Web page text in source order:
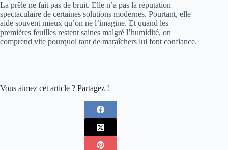
La prêle ne fait pas de bruit. Elle n’a pas la réputation
spectaculaire de certaines solutions modernes. Pourtant, elle
aide souvent mieux qu’on ne l’imagine. Et quand les
premières feuilles restent saines malgré l’humidité, on
comprend vite pourquoi tant de maraîchers lui font confiance.
Vous aimez cet article ? Partagez !